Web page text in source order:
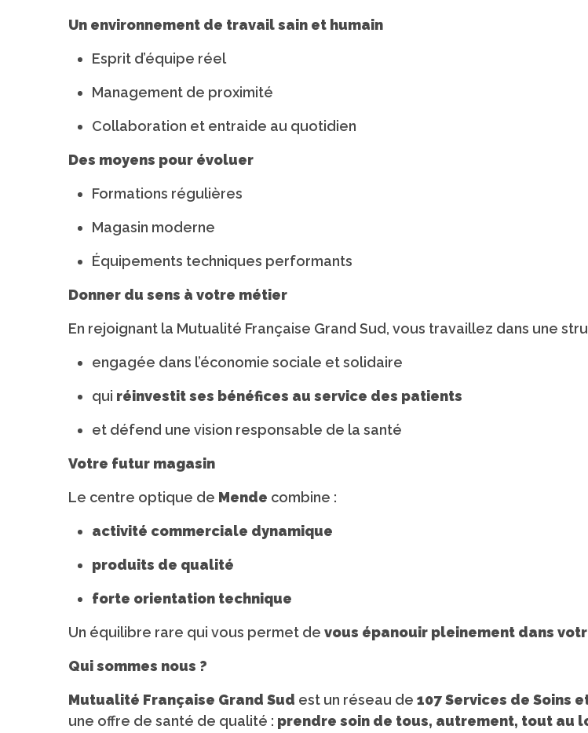
Un environnement de travail sain et humain
Esprit d’équipe réel
Management de proximité
Collaboration et entraide au quotidien
Des moyens pour évoluer
Formations régulières
Magasin moderne
Équipements techniques performants
Donner du sens à votre métier
En rejoignant la Mutualité Française Grand Sud, vous travaillez dans une
engagée dans l’économie sociale et solidaire
qui réinvestit ses bénéfices au service des patients
et défend une vision responsable de la santé
Votre futur magasin
Le centre optique de Mende combine :
activité commerciale dynamique
produits de qualité
forte orientation technique
Un équilibre rare qui vous permet de vous épanouir pleinement dans
Qui sommes nous ?
Mutualité Française Grand Sud est un réseau de 107 Services de Soins
une offre de santé de qualité : prendre soin de tous, autrement, tout au